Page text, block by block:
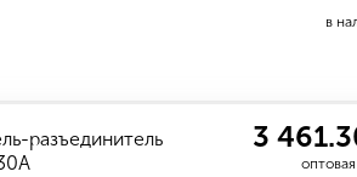
в
разъединитель
3